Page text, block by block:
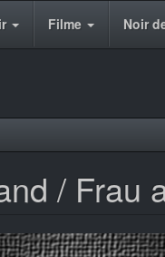
Filme Noir
/ Frau